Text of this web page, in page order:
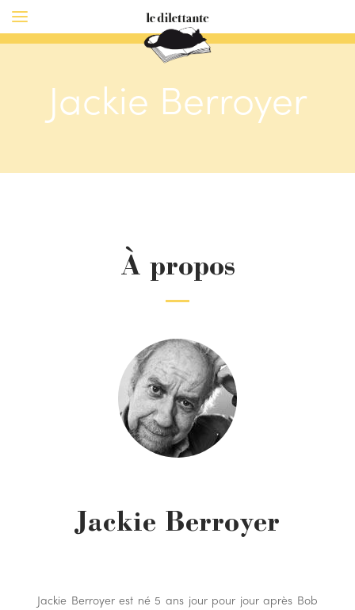
Jackie Berroyer
À propos
Jackie Berroyer
Jackie Berroyer est né 5 ans jour pour jour après Bob